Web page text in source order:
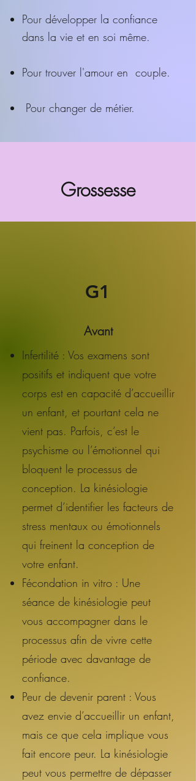
Pour développer la confiance
dans la vie et en soi même.
Pour trouver l'amour en couple.
Pour changer de métier.
Grossesse
G1
Avant
Infertilité : Vos examens sont
positifs et indiquent que votre
corps est en capacité d’accueillir
un enfant, et pourtant cela ne
vient pas. Parfois, c’est le
psychisme ou l’émotionnel qui
bloquent le processus de
conception. La kinésiologie
permet d’identifier les facteurs de
stress mentaux ou émotionnels
qui freinent la conception de
votre enfant.
Fécondation in vitro : Une
séance de kinésiologie peut
vous accompagner dans le
processus afin de vivre cette
période avec davantage de
confiance.
Peur de devenir parent : Vous
avez envie d’accueillir un enfant,
mais ce que cela implique vous
fait encore peur. La kinésiologie
peut vous permettre de dépasser